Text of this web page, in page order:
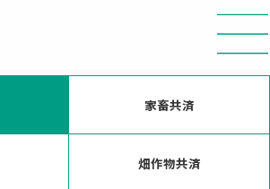
家畜共済
畑作物共済